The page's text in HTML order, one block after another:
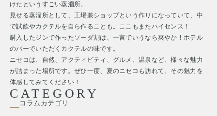
けたというすごい蒸溜所。
見せる蒸溜所として、工場兼ショップという作りになっていて、中
で試飲やカクテルを自ら作ることも。ここもまたハイセンス！
購入したジンで作ったソーダ割は、一言でいうなら爽やか！ホテル
のバーでいただくカクテルの味です。
ニセコは、自然、アクティビティ、グルメ、温泉など、様々な魅力
が詰まった場所です。ぜひ一度、夏のニセコも訪れて、その魅力を
体感してみてください！
CATEGORY
コラムカテゴリ